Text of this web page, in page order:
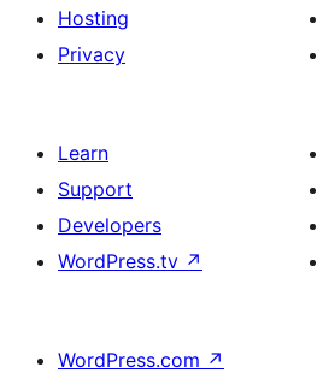
Hosting
Privacy
Learn
Support
Developers
WordPress.tv ↗
WordPress.com ↗